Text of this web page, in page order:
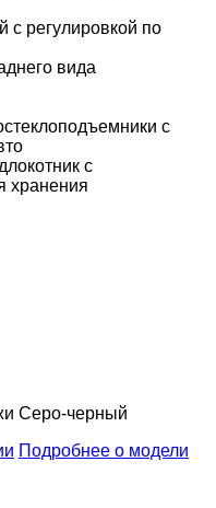
с регулировкой по
вида
с
с
хранения
Серо-черный
Подробнее о модели